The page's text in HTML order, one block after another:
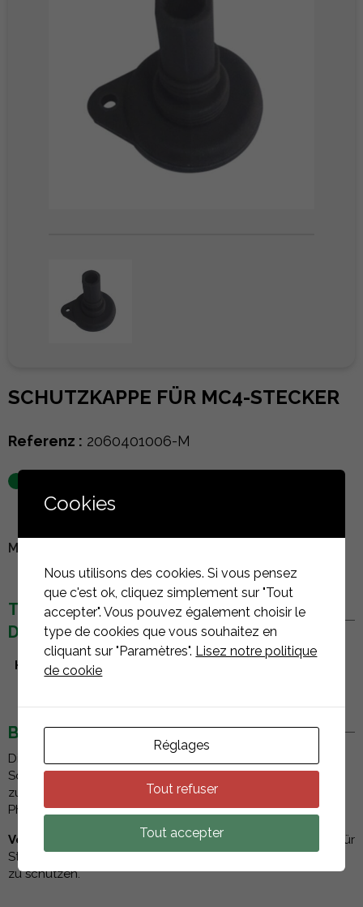
SCHUTZKAPPE FÜR MC4-STECKER
Referenz : 2060401006-M
MELDEN SIE SICH AN, UM DEN PREIS ZU SEHEN
TECHNISCHE
DETAILS
Hersteller
BESCHREIBUNG
Diese Schutzkappe wurde entwickelt, um zusätzlichen
Schutz zu bieten und die Lebensdauer der Steckverbinder
zu verlängern. Sie ist die ideale Wahl für Solar- und
Photovoltaikanwendungen.
Verschlusskappe für Stecker (Male):
Die Schutzkappe für
Stecker wird verwendet, um nicht genutzte MC4-Buchsen
zu schützen.
Cookies
Nous utilisons des cookies. Si vous pensez
que c'est ok, cliquez simplement sur "Tout
accepter". Vous pouvez également choisir le
type de cookies que vous souhaitez en
cliquant sur "Paramètres". Lisez notre politique
de cookie
Réglages
Tout refuser
Tout accepter